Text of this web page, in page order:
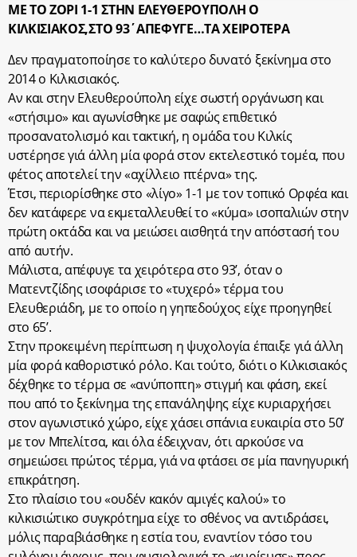
ΜΕ ΤΟ ΖΟΡΙ 1-1 ΣΤΗΝ ΕΛΕΥΘΕΡΟΥΠΟΛΗ Ο
ΚΙΛΚΙΣΙΑΚΟΣ,ΣΤΟ 93΄ΑΠΕΦΥΓΕ…ΤΑ ΧΕΙΡΟΤΕΡΑ
Δεν πραγματοποίησε το καλύτερο δυνατό ξεκίνημα στο
2014 ο Κιλκισιακός.
Αν και στην Ελευθερούπολη είχε σωστή οργάνωση και
«στήσιμο» και αγωνίσθηκε με σαφώς επιθετικό
προσανατολισμό και τακτική, η ομάδα του Κιλκίς
υστέρησε γιά άλλη μία φορά στον εκτελεστικό τομέα, που
φέτος αποτελεί την «αχίλλειο πτέρνα» της.
Έτσι, περιορίσθηκε στο «λίγο» 1-1 με τον τοπικό Ορφέα και
δεν κατάφερε να εκμεταλλευθεί το «κύμα» ισοπαλιών στην
πρώτη οκτάδα και να μειώσει αισθητά την απόστασή του
από αυτήν.
Μάλιστα, απέφυγε τα χειρότερα στο 93’, όταν ο
Ματεντζίδης ισοφάρισε το «τυχερό» τέρμα του
Ελευθεριάδη, με το οποίο η γηπεδούχος είχε προηγηθεί
στο 65’.
Στην προκειμένη περίπτωση η ψυχολογία έπαιξε γιά άλλη
μία φορά καθοριστικό ρόλο. Και τούτο, διότι ο Κιλκισιακός
δέχθηκε το τέρμα σε «ανύποπτη» στιγμή και φάση, εκεί
που από το ξεκίνημα της επανάληψης είχε κυριαρχήσει
στον αγωνιστικό χώρο, είχε χάσει σπάνια ευκαιρία στο 50’
με τον Μπελίτσα, και όλα έδειχναν, ότι αρκούσε να
σημειώσει πρώτος τέρμα, γιά να φτάσει σε μία πανηγυρική
επικράτηση.
Στο πλαίσιο του «ουδέν κακόν αμιγές καλού» το
κιλκισιώτικο συγκρότημα είχε το σθένος να αντιδράσει,
μόλις παραβιάσθηκε η εστία του, εναντίον τόσο του